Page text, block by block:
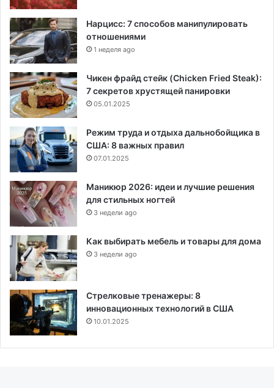
Нарцисс: 7 способов манипулировать
отношениями
1 неделя ago
Чикен фрайд стейк (Chicken Fried Steak):
7 секретов хрустящей панировки
05.01.2025
Режим труда и отдыха дальнобойщика в
США: 8 важных правил
07.01.2025
Маникюр 2026: идеи и лучшие решения
для стильных ногтей
3 недели ago
Как выбирать мебель и товары для дома
3 недели ago
Стрелковые тренажеры: 8
инновационных технологий в США
10.01.2025